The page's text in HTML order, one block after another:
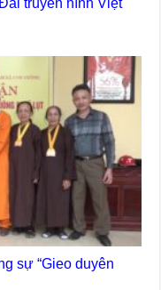
sự “Gieo duyên